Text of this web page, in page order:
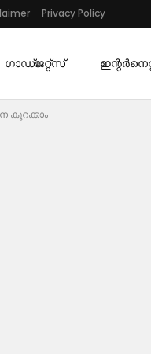
Privacy Policy
ഗാഡ്ജറ്റ്സ്
കുറക്കാം